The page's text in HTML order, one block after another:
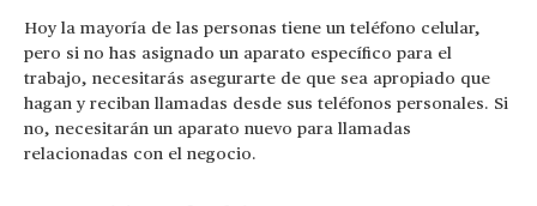
Hoy la mayoría de las personas tiene un teléfono celular,
pero si no has asignado un aparato específico para el
trabajo, necesitarás asegurarte de que sea apropiado que
hagan y reciban llamadas desde sus teléfonos personales. Si
no, necesitarán un aparato nuevo para llamadas
relacionadas con el negocio.